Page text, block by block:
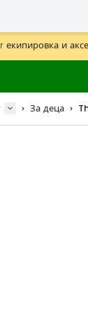
нощ.
карти и
и
За деца